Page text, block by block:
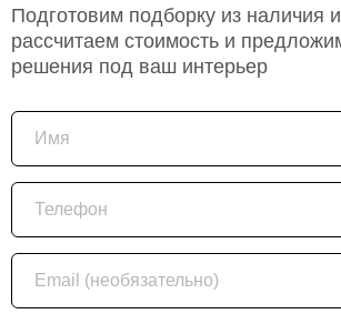
Подготовим подборку из наличия
рассчитаем стоимость и
решения под ваш интерьер
Имя
Телефон
Email (необязательно)